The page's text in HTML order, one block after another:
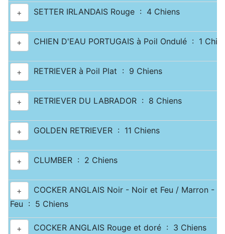
+ SETTER IRLANDAIS Rouge : 4 Chiens
+ CHIEN D'EAU PORTUGAIS à Poil Ondulé : 1
+ RETRIEVER à Poil Plat : 9 Chiens
+ RETRIEVER DU LABRADOR : 8 Chiens
+ GOLDEN RETRIEVER : 11 Chiens
+ CLUMBER : 2 Chiens
+
COCKER ANGLAIS Noir - Noir et Feu / Marron -
Feu : 5 Chiens
+ COCKER ANGLAIS Rouge et doré : 3 Chiens